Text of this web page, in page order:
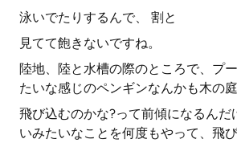
泳いでたりするんで、 割と
見てて飽きないですね。
陸地、陸と水槽の際のところで、プ
たいな感じのペンギンなんかも木の
飛び込むのかな?って前傾になるんだ
いみたいなことを何度もやって、飛